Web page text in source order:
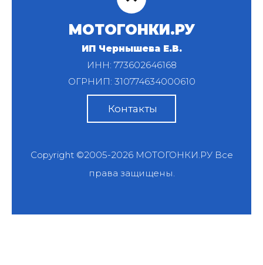
МОТОГОНКИ.РУ
ИП Чернышева Е.В.
ИНН: 773602646168
ОГРНИП: 310774634000610
Контакты
Copyright ©2005-2026 МОТОГОНКИ.РУВсе
права защищены.